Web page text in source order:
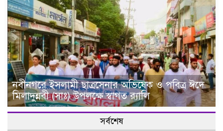
নবীনগরে ইসলামী ছাত্রসেনার অভিষেক ও পবিত্র ঈদে
মিলাদুন্নবী (সাঃ) উপলক্ষে স্বাগত র‍্যালি
সর্বশেষ